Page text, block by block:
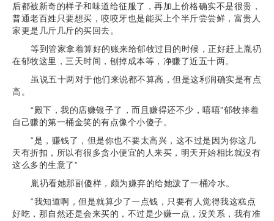
后都被新奇的样子和味道给征服了，再加上价格确实不是很贵，
普通老百姓只要想买，咬咬牙也是能买上个半斤尝尝鲜，富贵人
家更是几斤几斤的买回去。
等到管家拿着算好的账来给郁牧过目的时候，正好赶上胤礽
在郁牧这里，三天时间，刨掉成本等，净赚了近五十两。
虽说五十两对于他们来说都不算高，但是这利润确实是有点
高。
“殿下，我的店赚银子了，而且赚得还不少，嘻嘻”郁牧捧着
自己赚的第一桶金笑的有点像个小傻子。
“是，赚钱了，但是你也不要太高兴，这不过是因为你这几
天有折扣，所以有很多贪小便宜的人来买，明天开始相比就没有
这么多的生意了”
胤礽看她那副傻样，颇为嫌弃的给她泼了一桶冷水。
“我知道啊，但是就算少了一点钱，只要有人觉得我这糕点
好吃，那自然还是会来买的，不过是少赚一点，没关系，我有准